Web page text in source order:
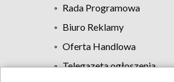
Rada Programowa
Biuro Reklamy
Oferta Handlowa
Telegazeta ogłoszenia